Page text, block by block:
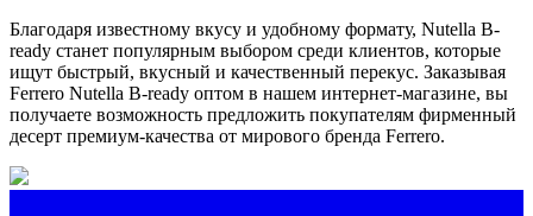
Благодаря известному вкусу и удобному формату, Nutella B-
ready станет популярным выбором среди клиентов, которые
ищут быстрый, вкусный и качественный перекус. Заказывая
Ferrero Nutella B-ready оптом в нашем интернет-магазине, вы
получаете возможность предложить покупателям фирменный
десерт премиум-качества от мирового бренда Ferrero.